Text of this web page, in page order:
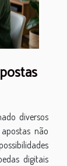
diversos
não
digitais